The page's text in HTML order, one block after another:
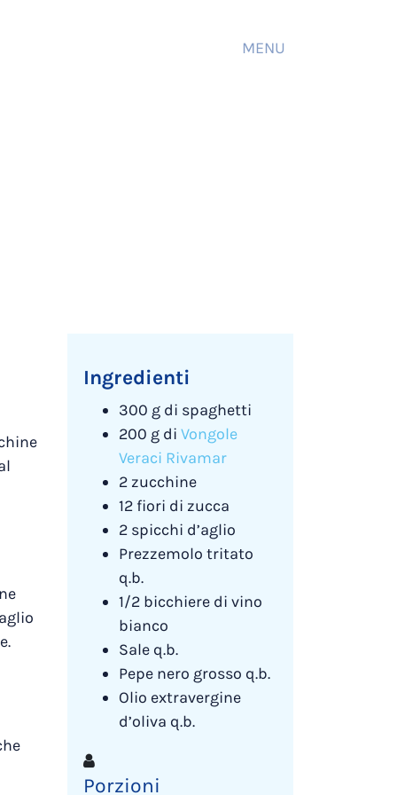
MENU
Ingredienti
300 g di spaghetti
200 g di Vongole
Veraci Rivamar
2 zucchine
12 fiori di zucca
2 spicchi d’aglio
Prezzemolo tritato
q.b.
1/2 bicchiere di vino
bianco
Sale q.b.
Pepe nero grosso q.b.
Olio extravergine
d’oliva q.b.
Porzioni